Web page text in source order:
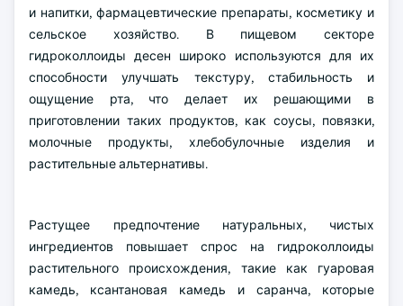
и напитки, фармацевтические препараты, косметику и
сельское хозяйство. В пищевом секторе
гидроколлоиды десен широко используются для их
способности улучшать текстуру, стабильность и
ощущение рта, что делает их решающими в
приготовлении таких продуктов, как соусы, повязки,
молочные продукты, хлебобулочные изделия и
растительные альтернативы.
Растущее предпочтение натуральных, чистых
ингредиентов повышает спрос на гидроколлоиды
растительного происхождения, такие как гуаровая
камедь, ксантановая камедь и саранча, которые